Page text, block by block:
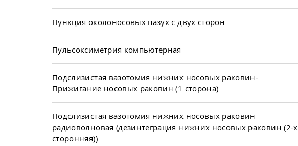
Пункция околоносовых пазух с двух сторон
Пульсоксиметрия компьютерная
Подслизистая вазотомия нижних носовых раковин-
Прижигание носовых раковин (1 сторона)
Подслизистая вазотомия нижних носовых раковин
радиоволновая (дезинтеграция нижних носовых раковин (2-х
сторонняя))